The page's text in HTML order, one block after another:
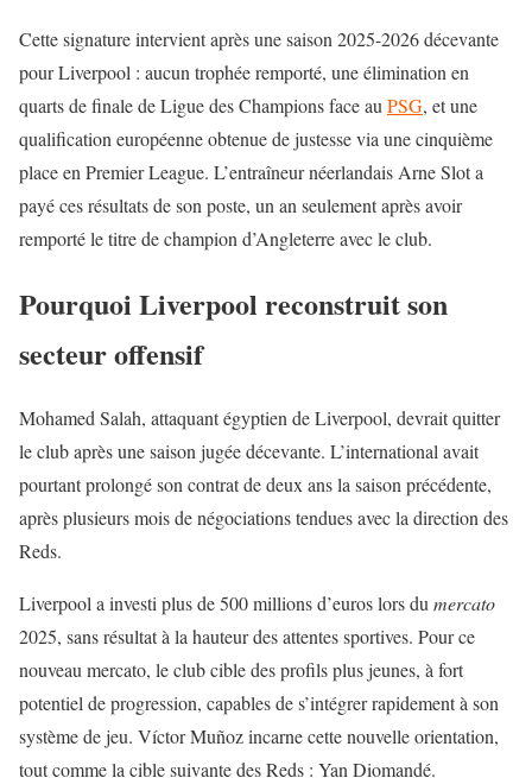
Cette signature intervient après une saison 2025-2026 décevante
pour Liverpool : aucun trophée remporté, une élimination en
quarts de finale de Ligue des Champions face au PSG, et une
qualification européenne obtenue de justesse via une cinquième
place en Premier League. L’entraîneur néerlandais Arne Slot a
payé ces résultats de son poste, un an seulement après avoir
remporté le titre de champion d’Angleterre avec le club.
Pourquoi Liverpool reconstruit son
secteur offensif
Mohamed Salah, attaquant égyptien de Liverpool, devrait quitter
le club après une saison jugée décevante. L’international avait
pourtant prolongé son contrat de deux ans la saison précédente,
après plusieurs mois de négociations tendues avec la direction des
Reds.
Liverpool a investi plus de 500 millions d’euros lors dumercato
2025, sans résultat à la hauteur des attentes sportives. Pour ce
nouveau mercato, le club cible des profils plus jeunes, à fort
potentiel de progression, capables de s’intégrer rapidement à son
système de jeu. Víctor Muñoz incarne cette nouvelle orientation,
tout comme la cible suivante des Reds : Yan Diomandé.